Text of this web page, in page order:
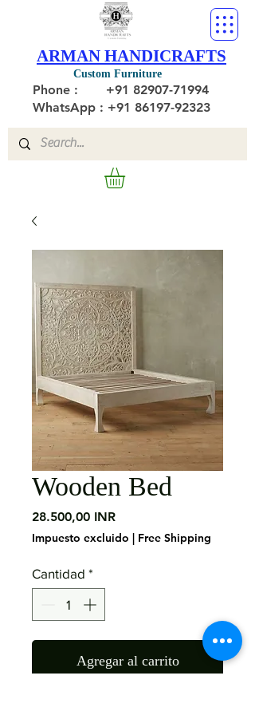
Custom Furniture
ARMAN HANDICRAFTS
Phone : +91 82907-71994
WhatsApp : +91 86197-92323
Wooden Bed
28.500,00 INRPrecio
Impuesto excluido | Free Shipping
Cantidad *
Agregar al carrito